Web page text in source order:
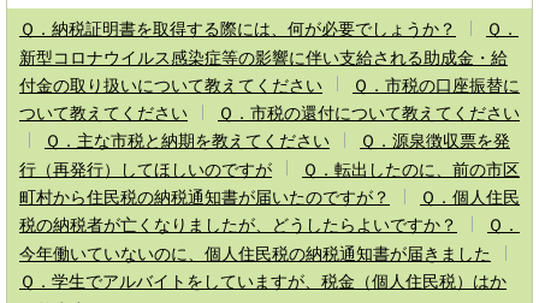
Ｑ．納税証明書を取得する際には、何が必要でしょうか？
Ｑ．
新型コロナウイルス感染症等の影響に伴い支給される助成金・給
付金の取り扱いについて教えてください
Ｑ．市税の口座振替に
ついて教えてください
Ｑ．市税の還付について教えてください
Ｑ．主な市税と納期を教えてください
Ｑ．源泉徴収票を発
行（再発行）してほしいのですが
Ｑ．転出したのに、前の市区
町村から住民税の納税通知書が届いたのですが？
Ｑ．個人住民
税の納税者が亡くなりましたが、どうしたらよいですか？
Ｑ．
今年働いていないのに、個人住民税の納税通知書が届きました
Ｑ．学生でアルバイトをしていますが、税金（個人住民税）はか